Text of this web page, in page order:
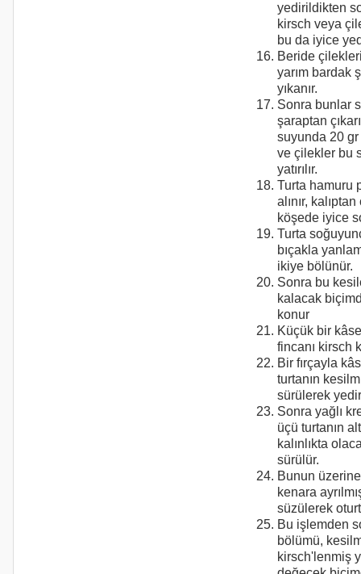
yedirildikten
kirsch veya
bu da iyice
Beride
yarım bardak
yıkanır.
Sonra bunlar
şaraptan
suyunda 20
ve çilekler bu
yatırılır.
Turta hamuru
alınır, kalıptan
köşede iyice
Turta
bıçakla
ikiye bölünür.
Sonra bu
kalacak
konur
Küçük bir
fincanı kirsch
Bir fırçayla
turtanın
sürülerek
Sonra yağlı
üçü turtanın
kalınlıkta
sürülür.
Bunun
kenara
süzülerek
Bu işlemden
bölümü,
kirsch'lenmiş